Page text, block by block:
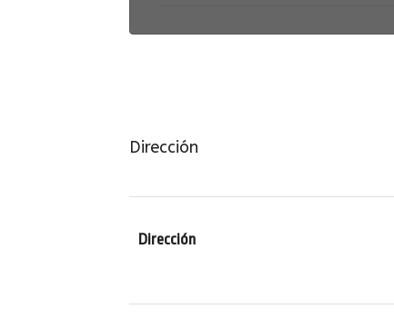
Dirección
Dirección